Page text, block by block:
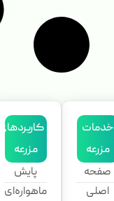
خدمات
مزرعه
صفحه
اصلی
کاربردهای
مزرعه
پایش
ماهواره‌ای